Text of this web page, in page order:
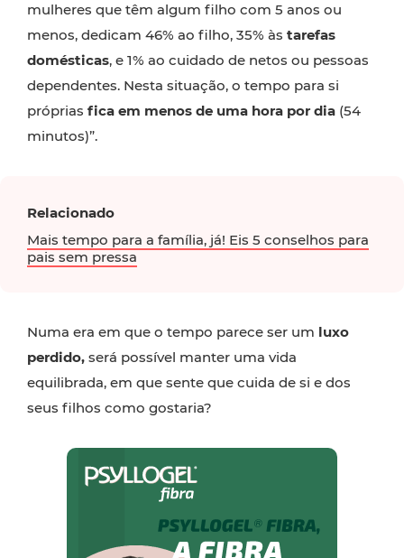
mulheres que têm algum filho com 5 anos ou
menos, dedicam 46% ao filho, 35% às tarefas
domésticas, e 1% ao cuidado de netos ou pessoas
dependentes. Nesta situação, o tempo para si
próprias fica em menos de uma hora por dia (54
minutos)”.
Relacionado
Mais tempo para a família, já! Eis 5 conselhos para
pais sem pressa
Numa era em que o tempo parece ser um luxo
perdido, será possível manter uma vida
equilibrada, em que sente que cuida de si e dos
seus filhos como gostaria?